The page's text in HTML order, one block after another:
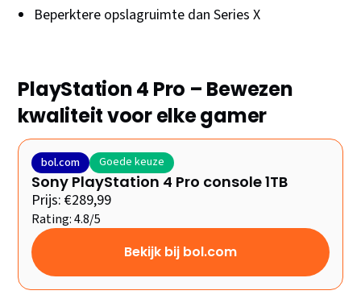
Beperktere opslagruimte dan Series X
PlayStation 4 Pro – Bewezen
kwaliteit voor elke gamer
bol.com Goede keuze
Sony PlayStation 4 Pro console 1TB
Prijs: €289,99
Rating: 4.8/5
Bekijk bij bol.com